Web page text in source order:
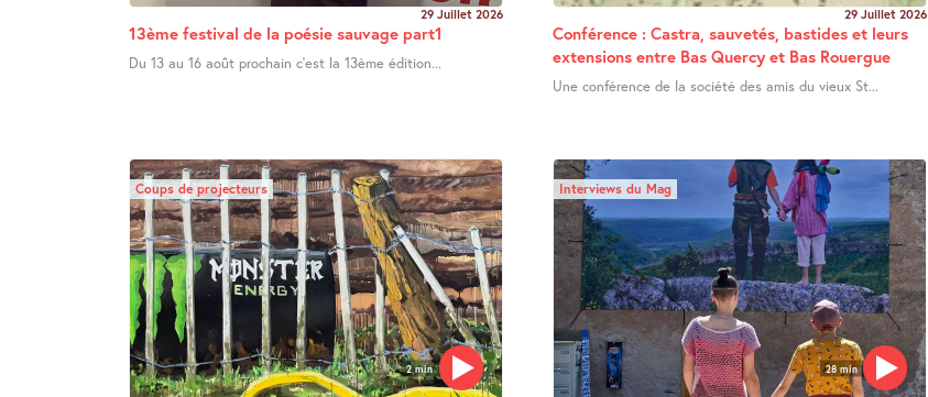
29 Juillet 2026
13ème festival de la poésie sauvage part1
Du 13 au 16 août prochain c’est la 13ème édition...
29 Juillet 2026
Conférence : Castra, sauvetés, bastides et leurs
extensions entre Bas Quercy et Bas Rouergue
Une conférence de la société des amis du vieux St...
2 min
Coups de projecteurs
28 min
Interviews du Mag